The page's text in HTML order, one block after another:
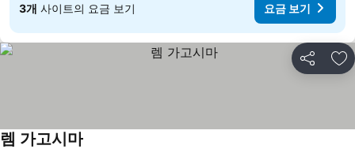
3개 사이트의 요금 보기 요금 보기
공유 즐
렘 가고시마